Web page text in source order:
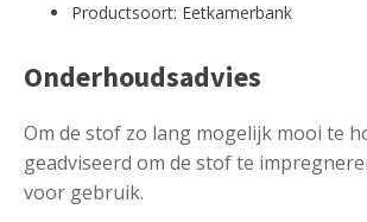
Productsoort: Eetkamerbank
Onderhoudsadvies
Om de stof zo lang mogelijk mooi te
geadviseerd om de stof te
voor gebruik.